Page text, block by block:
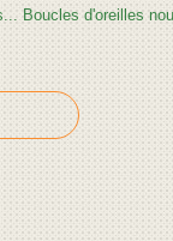
Boucles d'oreilles